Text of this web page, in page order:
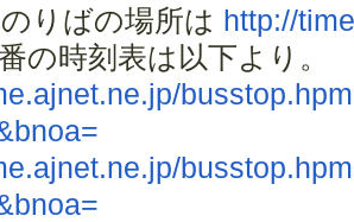
りばの場所は http://
の時刻表は以下より。